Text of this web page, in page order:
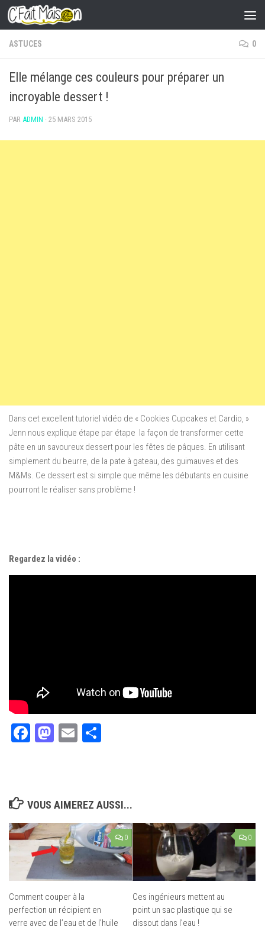
Skip to content
ASTUCES 0
Elle mélange ces couleurs pour préparer un
incroyable dessert !
PAR ADMIN · 25 MARS 2015
Dans cet excellent tutoriel vidéo de « Cookies Cupcakes et Cardio, »
Jenn nous explique étape par étape la façon de transformer cette
pâte en un savoureux dessert pour les fêtes de pâques. En utilisant
simplement du beurre, de la pate à gateau, des guimauves et des
M&Ms. Ce dessert est si simple que même les débutants en cuisine
pourront le réaliser sans problème !
Regardez la vidéo :
Facebook
Mastodon
Email
VOUS AIMEREZ AUSSI...
0
Comment couper à la
perfection un récipient en
verre avec de l’eau et de l’huile
0
Ces ingénieurs mettent au
point un sac plastique qui se
dissout dans l’eau !